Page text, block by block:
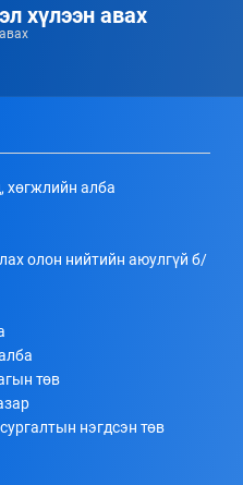
хүлээн авах
хөгжлийн алба
олон нийтийн аюулгүй б/
төв
нэгдсэн төв